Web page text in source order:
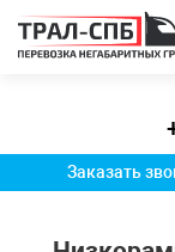
Заказать